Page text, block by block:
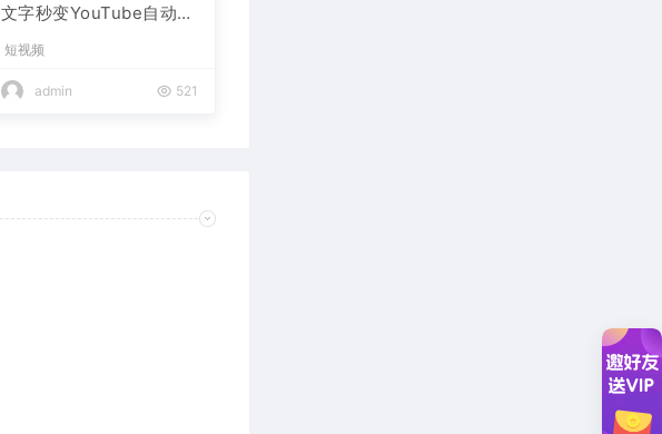
文字秒变YouTube自动发
短视频
admin 521